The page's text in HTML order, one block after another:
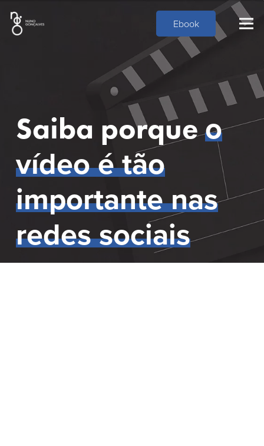
Ebook
Saiba porqueo
vídeo é tão
importante nas
redes sociais